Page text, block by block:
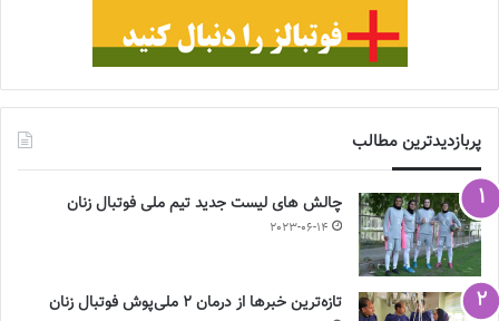
پربازدیدترین مطالب
چالش هاى ليست جدید تيم ملى فوتبال زنان
2023-06-14
تازه‌ترین خبرها از درمان ۲ ملی‌پوش فوتبال زنان